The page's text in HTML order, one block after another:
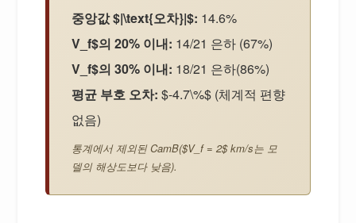
중앙값 $|\text{오차}|$: 14.6%
V_f$의 20% 이내: 14/21 은하 (67%)
V_f$의 30% 이내: 18/21 은하(86%)
평균 부호 오차: $-4.7\%$ (체계적 편향
없음)
통계에서 제외된 CamB($V_f = 2$ km/s는 모
델의 해상도보다 낮음).